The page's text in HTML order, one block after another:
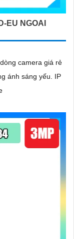
EU NGOAI
camera giá rẻ
ánh sáng yếu. IP